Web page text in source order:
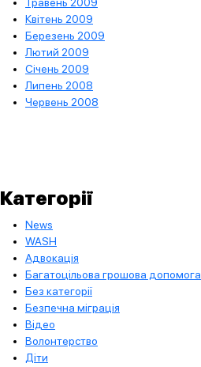
Квітень 2009
Березень 2009
Лютий 2009
Січень 2009
Липень 2008
Червень 2008
Категорії
News
WASH
Адвокація
Багатоцільова грошова допомога
Без категорії
Безпечна міграція
Відео
Волонтерство
Діти